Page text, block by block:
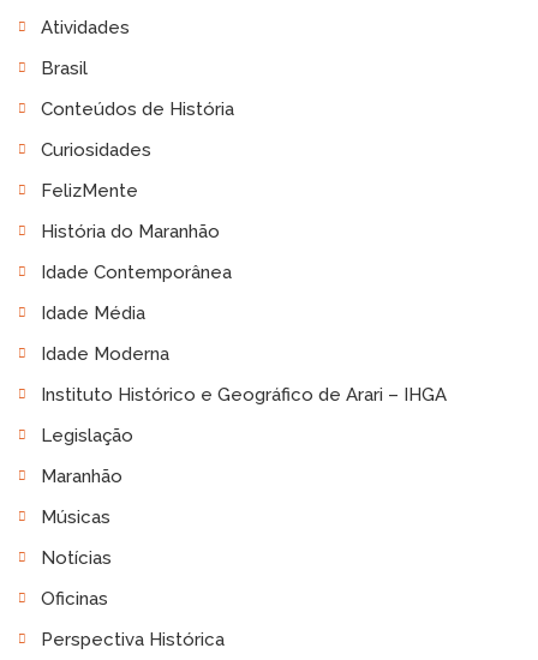
Atividades
Brasil
Conteúdos de História
Curiosidades
FelizMente
História do Maranhão
Idade Contemporânea
Idade Média
Idade Moderna
Instituto Histórico e Geográfico de Arari – IHGA
Legislação
Maranhão
Músicas
Notícias
Oficinas
Perspectiva Histórica